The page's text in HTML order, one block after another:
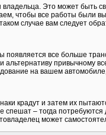
Это может быть
чтобы все работы были
случае вам следует
все больше
альтернативу привычному
на вашем
крадут и затем их
спешат – тогда
может